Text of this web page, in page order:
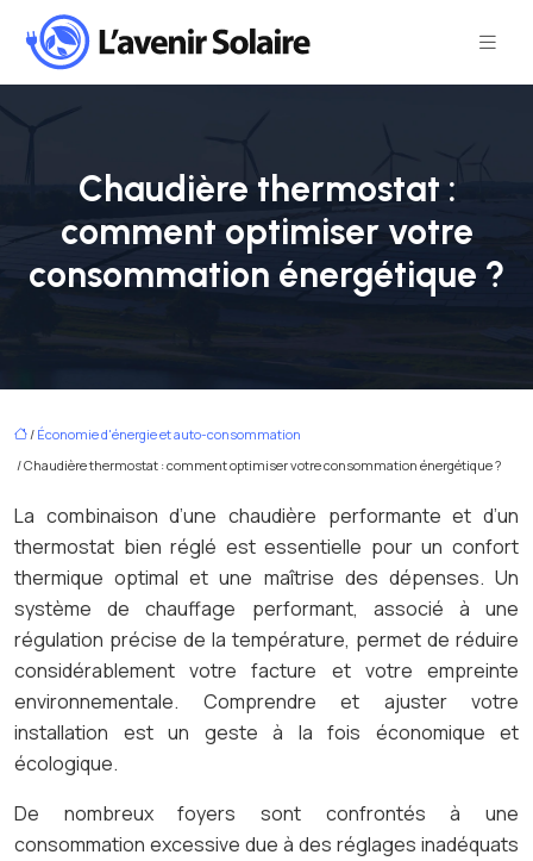
Chaudière thermostat :
comment optimiser votre
consommation énergétique ?
/ Économie d'énergie et auto-consommation
/ Chaudière thermostat : comment optimiser votre consommation énergétique ?
La combinaison d’une chaudière performante et d’un
thermostat bien réglé est essentielle pour un confort
thermique optimal et une maîtrise des dépenses. Un
système de chauffage performant, associé à une
régulation précise de la température, permet de réduire
considérablement votre facture et votre empreinte
environnementale. Comprendre et ajuster votre
installation est un geste à la fois économique et
écologique.
De nombreux foyers sont confrontés à une
consommation excessive due à des réglages inadéquats